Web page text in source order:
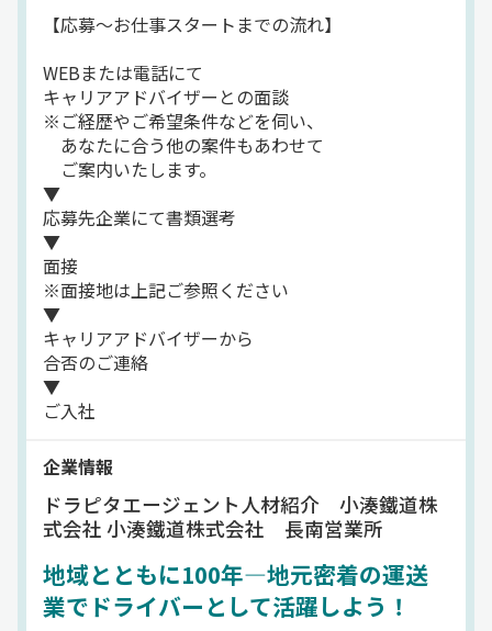
【応募～お仕事スタートまでの流れ】
WEBまたは電話にて
キャリアアドバイザーとの面談
※ご経歴やご希望条件などを伺い、
あなたに合う他の案件もあわせて
ご案内いたします。
▼
応募先企業にて書類選考
▼
面接
※面接地は上記ご参照ください
▼
キャリアアドバイザーから
合否のご連絡
▼
ご入社
企業情報
ドラピタエージェント人材紹介 小湊鐵道株
式会社 小湊鐵道株式会社 長南営業所
地域とともに100年—地元密着の運送
業でドライバーとして活躍しよう！